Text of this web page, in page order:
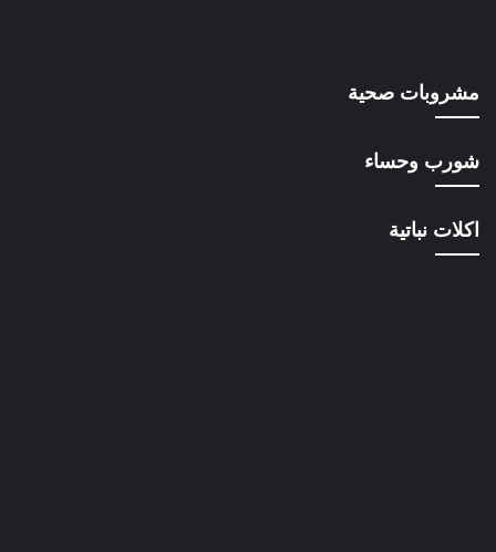
مشروبات صحية
شورب وحساء
اكلات نباتية